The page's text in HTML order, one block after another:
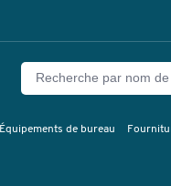
Équipements de bureau